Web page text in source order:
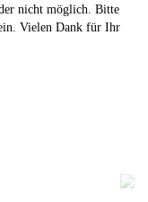
nicht möglich. Bitte
Vielen Dank für Ihr